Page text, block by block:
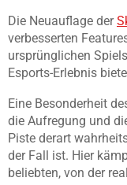
Die Neuauflage der
verbesserten
ursprünglichen
Esports-Erlebnis
Eine Besonderheit
die Aufregung und
Piste derart
der Fall ist. Hier
beliebten, von der